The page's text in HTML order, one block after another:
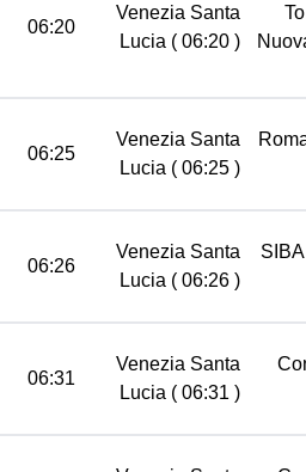
06:20
Venezia Santa
Lucia ( 06:20 )
06:25
Venezia Santa
Lucia ( 06:25 )
06:26
Venezia Santa
Lucia ( 06:26 )
06:31
Venezia Santa
Lucia ( 06:31 )